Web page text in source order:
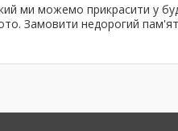
ми можемо прикрасити у
Замовити недорогий